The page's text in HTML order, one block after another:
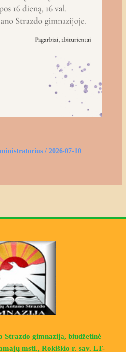
/ 2026-07-10
Strazdo gimnazija, biudžetinė
mstl., Rokiškio r. sav. LT-